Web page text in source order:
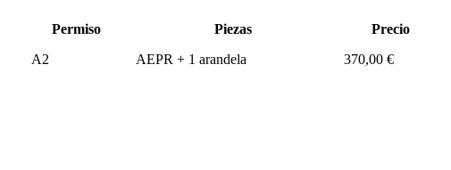
Permiso Piezas
Precio
A2 AEPR + 1 arandela 370,00 €